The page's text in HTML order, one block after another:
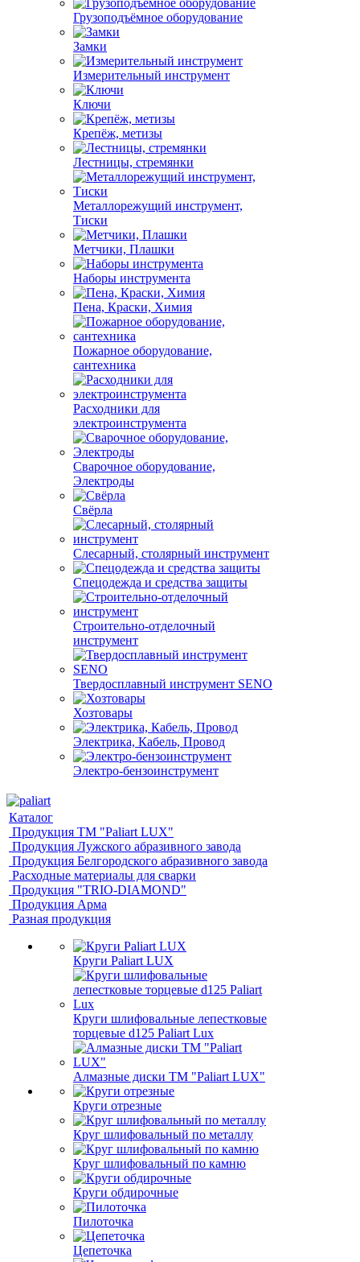
Грузоподъёмное оборудование
Замки
Измерительный инструмент
Ключи
Крепёж, метизы
Лестницы, стремянки
Металлорежущий инструмент,
Тиски
Метчики, Плашки
Наборы инструмента
Пена, Краски, Химия
Пожарное оборудование,
сантехника
Расходники для
электроинструмента
Сварочное оборудование,
Электроды
Свёрла
Слесарный, столярный инструмент
Спецодежда и средства защиты
Строительно-отделочный
инструмент
Твердосплавный инструмент SENO
Хозтовары
Электрика, Кабель, Провод
Электро-бензоинструмент
Каталог
Продукция ТМ "Paliart LUX"
Продукция Лужского абразивного завода
Продукция Белгородского абразивного завода
Расходные материалы для сварки
Продукция "TRIO-DIAMOND"
Продукция Арма
Разная продукция
Круги Paliart LUX
Круги шлифовальные лепестковые
торцевые d125 Paliart Lux
Алмазные диски ТМ "Paliart LUX"
Круги отрезные
Круг шлифовальный по металлу
Круг шлифовальный по камню
Круги обдирочные
Пилоточка
Цепеточка